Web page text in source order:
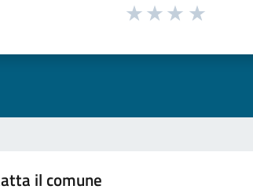
il comune